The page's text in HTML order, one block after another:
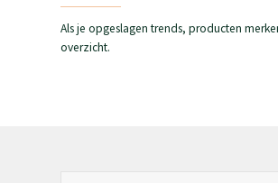
Als je opgeslagen trends, producten
overzicht.